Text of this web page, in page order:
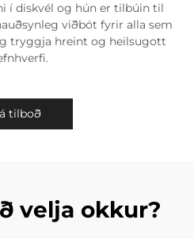
í diskvél og hún er tilbúin til
viðbót fyrir alla sem
tryggja hreint og heilsugott
tilboð
velja okkur?